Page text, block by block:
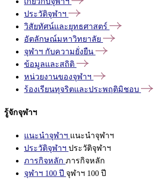
ประวัติจุฬาฯ
วิสัยทัศน์และยุทธศาสตร์
อัตลักษณ์มหาวิทยาลัย
จุฬาฯ กับความยั่งยืน
ข้อมูลและสถิติ
หน่วยงานของจุฬาฯ
ร้องเรียนทุจริตและประพฤติมิชอบ
รู้จักจุฬาฯ
แนะนำจุฬาฯ แนะนำจุฬาฯ
ประวัติจุฬาฯ ประวัติจุฬาฯ
ภารกิจหลัก ภารกิจหลัก
จุฬาฯ 100 ปี จุฬาฯ 100 ปี